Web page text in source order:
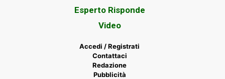
Esperto Risponde
Video
Accedi / Registrati
Contattaci
Redazione
Pubblicità